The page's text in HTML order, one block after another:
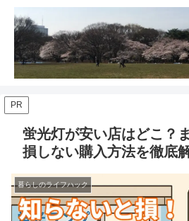
PR
蛍光灯が安い店はどこ？
損しない購入方法を徹底
暮らしのライフハック